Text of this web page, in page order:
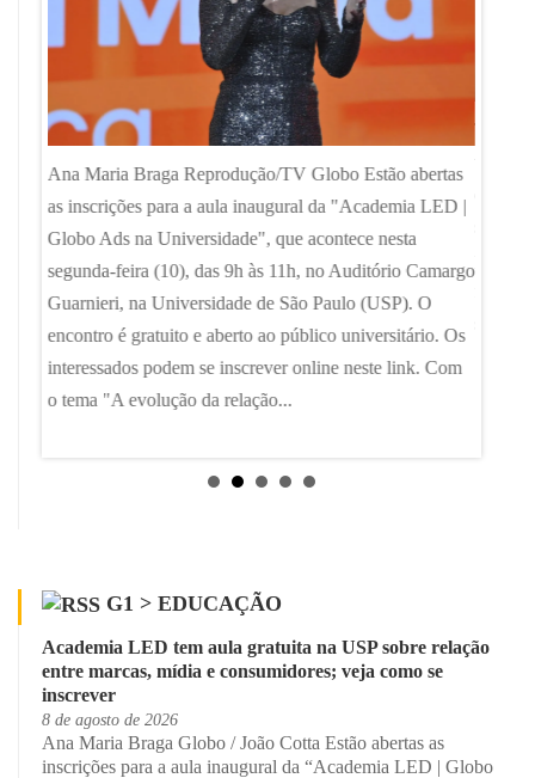
Ana Maria Braga Reprodução/TV Globo Estão abertas
as inscrições para a aula inaugural da "Academia LED |
Globo Ads na Universidade", que acontece nesta
segunda-feira (10), das 9h às 11h, no Auditório Camargo
Guarnieri, na Universidade de São Paulo (USP). O
encontro é gratuito e aberto ao público universitário. Os
interessados podem se inscrever online neste link. Com
o tema "A evolução da relação...
G1 > EDUCAÇÃO
Academia LED tem aula gratuita na USP sobre relação
entre marcas, mídia e consumidores; veja como se
inscrever
8 de agosto de 2026
Ana Maria Braga Globo / João Cotta Estão abertas as
inscrições para a aula inaugural da “Academia LED | Globo